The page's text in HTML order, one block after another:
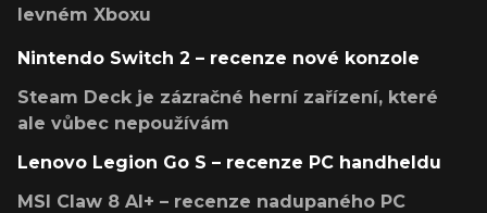
levném Xboxu
Nintendo Switch 2 – recenze nové konzole
Steam Deck je zázračné herní zařízení, které
ale vůbec nepoužívám
Lenovo Legion Go S – recenze PC handheldu
MSI Claw 8 AI+ – recenze nadupaného PC